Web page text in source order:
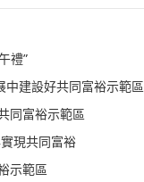
禮”
中建設好共同富裕示範區
同富裕示範區
現共同富裕
示範區